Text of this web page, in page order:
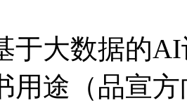
于大数据的
用途（品宣